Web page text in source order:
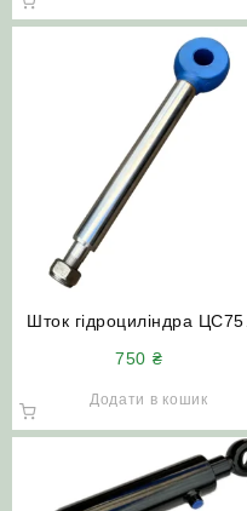
Шток гідроциліндра ЦС75-
750 ₴
Додати в кошик